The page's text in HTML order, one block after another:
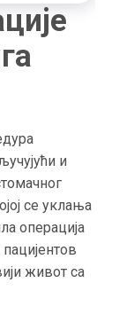
и
се уклања
операција
живот са